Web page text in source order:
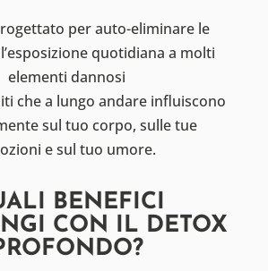
per auto-eliminare le
quotidiana a molti
elementi dannosi
che a lungo andare influiscono
sul tuo corpo, sulle tue
e sul tuo umore.
BENEFICI
CON IL DETOX